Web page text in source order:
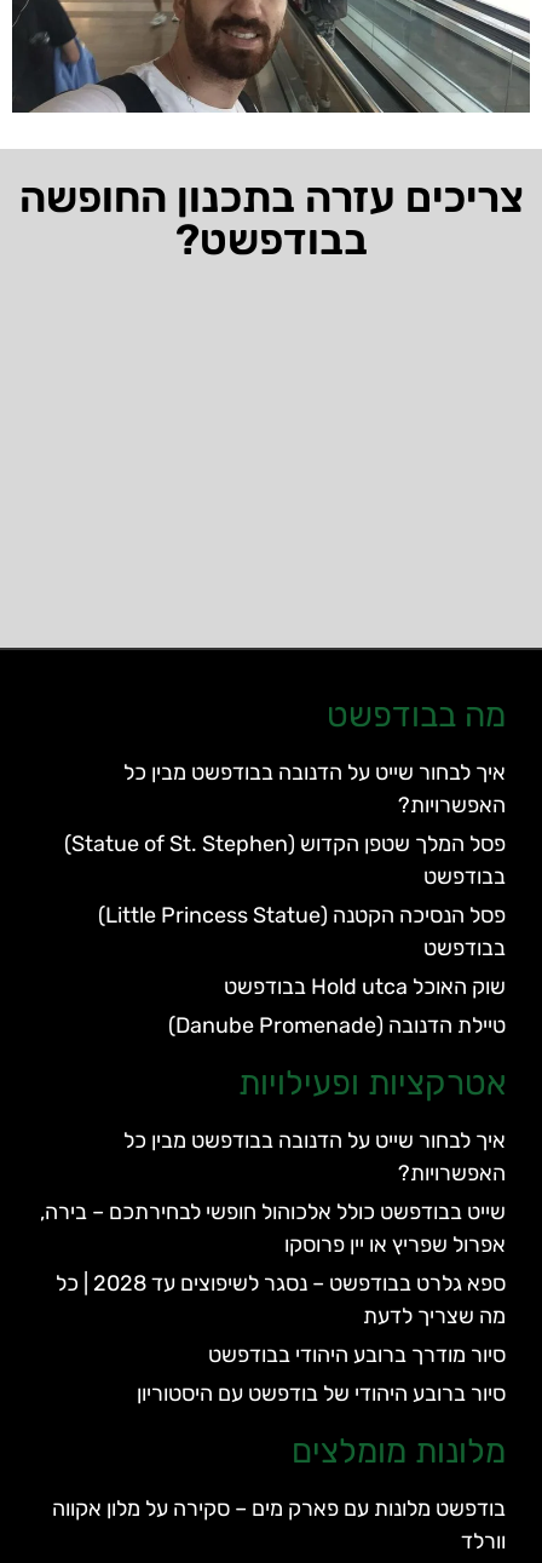
צריכים עזרה בתכנון החופשה
בבודפשט?
מה בבודפשט
איך לבחור שייט על הדנובה בבודפשט מבין כל
האפשרויות?
פסל המלך שטפן הקדוש (Statue of St. Stephen)
בבודפשט
פסל הנסיכה הקטנה (Little Princess Statue)
בבודפשט
שוק האוכל Hold utca בבודפשט
טיילת הדנובה (Danube Promenade)
אטרקציות ופעילויות
איך לבחור שייט על הדנובה בבודפשט מבין כל
האפשרויות?
שייט בבודפשט כולל אלכוהול חופשי לבחירתכם – בירה,
אפרול שפריץ או יין פרוסקו
ספא גלרט בבודפשט – נסגר לשיפוצים עד 2028 | כל
מה שצריך לדעת
סיור מודרך ברובע היהודי בבודפשט
סיור ברובע היהודי של בודפשט עם היסטוריון
מלונות מומלצים
בודפשט מלונות עם פארק מים – סקירה על מלון אקווה
וורלד